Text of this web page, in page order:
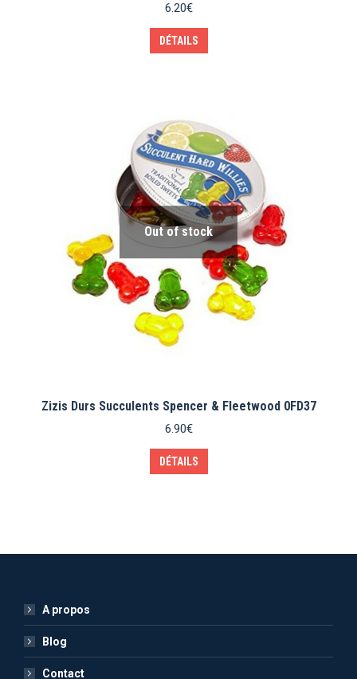
6.20€
DÉTAILS
Out of stock
Zizis Durs Succulents Spencer & Fleetwood 0FD37
6.90€
DÉTAILS
A propos
Blog
Contact